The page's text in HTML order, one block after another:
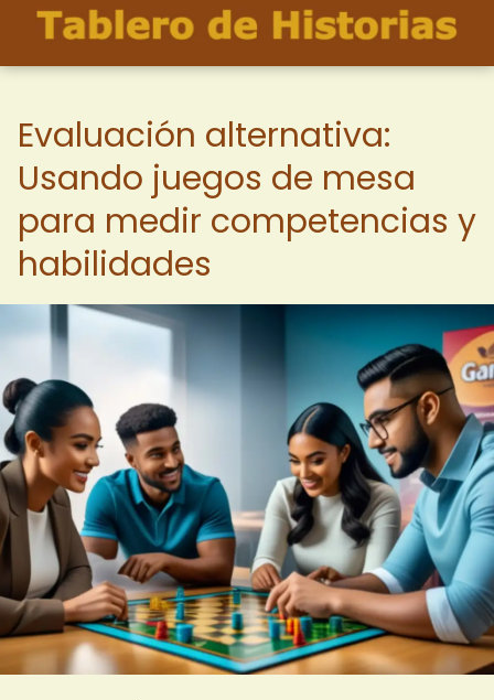
Evaluación alternativa:
Usando juegos de mesa
para medir competencias y
habilidades